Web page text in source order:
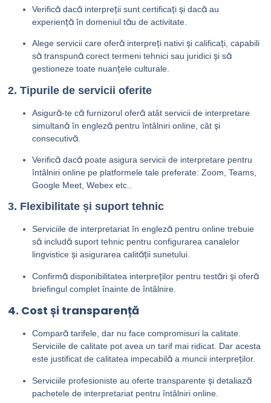
Verifică dacă interpreții sunt certificați și dacă au
experiență în domeniul tău de activitate.
Alege servicii care oferă interpreți nativi și calificați, capabili
să transpună corect termeni tehnici sau juridici și să
gestioneze toate nuanțele culturale.
2. Tipurile de servicii oferite
Asigură-te că furnizorul oferă atât servicii de interpretare
simultană în engleză pentru întâlniri online, cât și
consecutivă.
Verifică dacă poate asigura servicii de interpretare pentru
întâlniri online pe platformele tale preferate: Zoom, Teams,
Google Meet, Webex etc..
3. Flexibilitate și suport tehnic
Serviciile de interpretariat în engleză pentru online trebuie
să includă suport tehnic pentru configurarea canalelor
lingvistice și asigurarea calității sunetului.
Confirmă disponibilitatea interpreților pentru testări și oferă
briefingul complet înainte de întâlnire.
4. Cost și transparență
Compară tarifele, dar nu face compromisuri la calitate.
Serviciile de calitate pot avea un tarif mai ridicat. Dar acesta
este justificat de calitatea impecabilă a muncii interpreților.
Serviciile profesioniste au oferte transparente și detaliază
pachetele de interpretariat pentru întâlniri online.